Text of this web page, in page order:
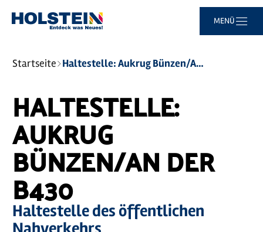
MENÜ
Sie
sind
Startseite Haltestelle: Aukrug Bünzen/An der B430
HALTESTELLE:
AUKRUG
BÜNZEN/AN DER
B430
Haltestelle des öffentlichen